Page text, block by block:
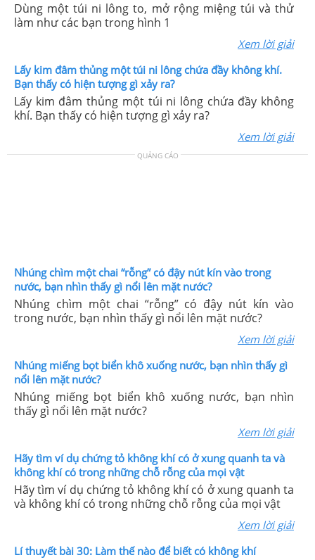
Dùng một túi ni lông to, mở rộng miệng túi và thử
làm như các bạn trong hình 1
Xem lời giải
Lấy kim đâm thủng một túi ni lông chứa đầy không khí.
Bạn thấy có hiện tượng gì xảy ra?
Lấy kim đâm thủng một túi ni lông chứa đầy không
khí. Bạn thấy có hiện tượng gì xảy ra?
Xem lời giải
QUẢNG CÁO
Nhúng chìm một chai “rỗng” có đậy nút kín vào trong
nước, bạn nhìn thấy gì nổi lên mặt nước?
Nhúng chìm một chai “rỗng” có đậy nút kín vào
trong nước, bạn nhìn thấy gì nổi lên mặt nước?
Xem lời giải
Nhúng miếng bọt biển khô xuống nước, bạn nhìn thấy gì
nổi lên mặt nước?
Nhúng miếng bọt biển khô xuống nước, bạn nhìn
thấy gì nổi lên mặt nước?
Xem lời giải
Hãy tìm ví dụ chứng tỏ không khí có ở xung quanh ta và
không khí có trong những chỗ rỗng của mọi vật
Hãy tìm ví dụ chứng tỏ không khí có ở xung quanh ta
và không khí có trong những chỗ rỗng của mọi vật
Xem lời giải
Lí thuyết bài 30: Làm thế nào để biết có không khí